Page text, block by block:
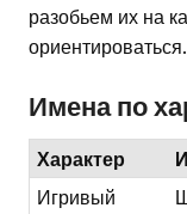
разобьем их на
ориентироваться.
Имена по
Характер
Игривый